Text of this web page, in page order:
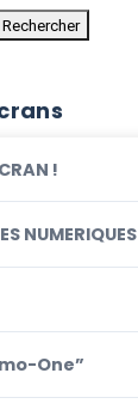
Rechercher
!
NUMERIQUES
One”